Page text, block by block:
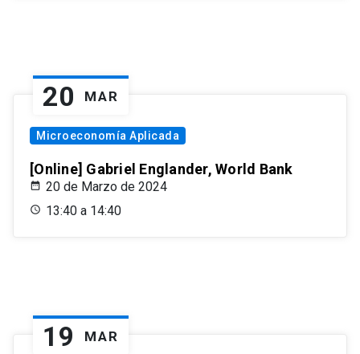
20 MAR
Microeconomía Aplicada
[Online] Gabriel Englander, World Bank
20 de Marzo de 2024
13:40 a 14:40
19 MAR